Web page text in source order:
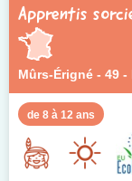
Apprentis
Mûrs-Érigné - 49
de 8 à 12 ans